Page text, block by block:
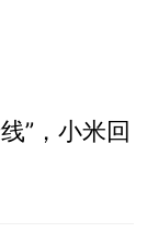
”，小米回